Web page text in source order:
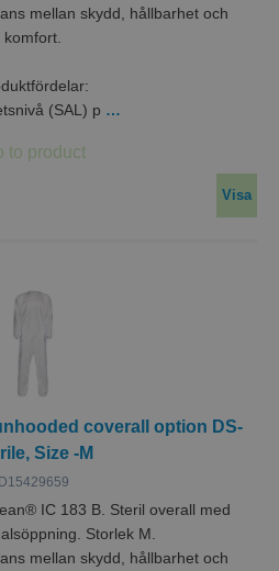
mellan skydd, hållbarhet och
komfort.
(SAL) p …
Visa
coverall option DS-
Size -M
D15429659
IC 183 B. Steril overall med
Storlek M.
mellan skydd, hållbarhet och